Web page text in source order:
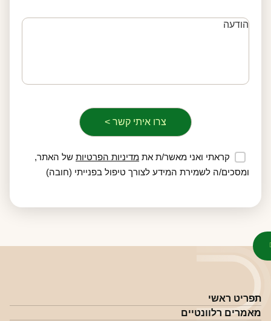
קראתי ואני מאשר/ת את מדיניות הפרטיותשל האתר,
ומסכים/ה לשמירת המידע לצורך טיפול בפנייתי (חובה)
תפריט ראשי
מאמרים רלוונטיים